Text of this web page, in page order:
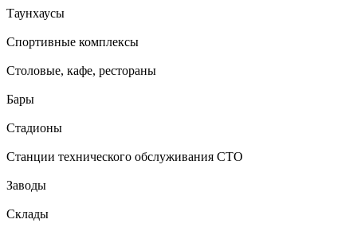
Таунхаусы
Спортивные комплексы
Столовые, кафе, рестораны
Бары
Стадионы
Станции технического обслуживания СТО
Заводы
Склады